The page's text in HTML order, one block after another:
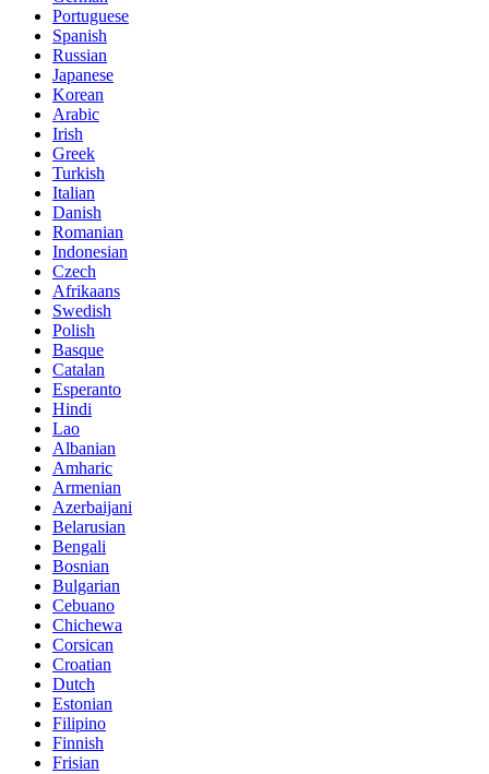
Portuguese
Spanish
Russian
Japanese
Korean
Arabic
Irish
Greek
Turkish
Italian
Danish
Romanian
Indonesian
Czech
Afrikaans
Swedish
Polish
Basque
Catalan
Esperanto
Hindi
Lao
Albanian
Amharic
Armenian
Azerbaijani
Belarusian
Bengali
Bosnian
Bulgarian
Cebuano
Chichewa
Corsican
Croatian
Dutch
Estonian
Filipino
Finnish
Frisian